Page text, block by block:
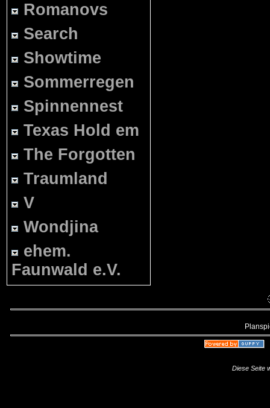
Romanovs
Search
Showtime
Sommerregen
Spinnennest
Texas Hold em
The Forgotten
Traumland
V
Wondjina
ehem.
Faunwald e.V.
Diese Seite